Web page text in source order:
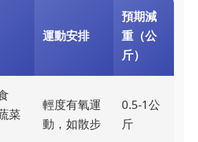
運動安排
預期減
重（公
斤）
菜
輕度有氧運
動，如散步
0.5-1公
斤